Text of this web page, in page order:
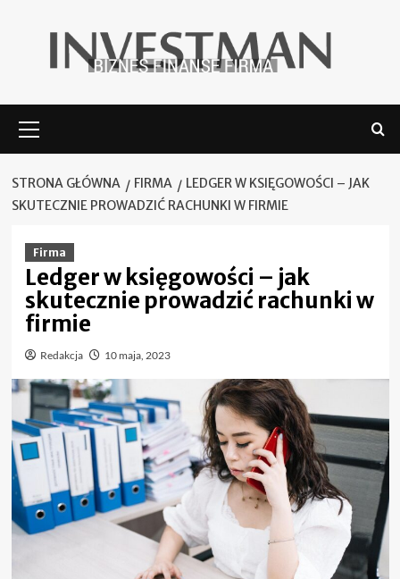
główne
STRONA GŁÓWNA FIRMA
LEDGER W KSIĘGOWOŚCI – JAK
SKUTECZNIE PROWADZIĆ RACHUNKI W FIRMIE
Firma
Ledger w księgowości – jak
skutecznie prowadzić rachunki w
firmie
Redakcja 10 maja, 2023